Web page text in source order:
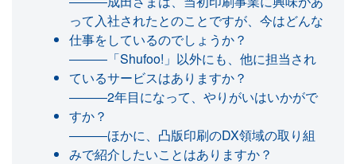
って入社されたとのことですが、今はどんな
仕事をしているのでしょうか？
―――「Shufoo!」以外にも、他に担当され
ているサービスはありますか？
―――2年目になって、やりがいはいかがで
すか？
―――ほかに、凸版印刷のDX領域の取り組
みで紹介したいことはありますか？